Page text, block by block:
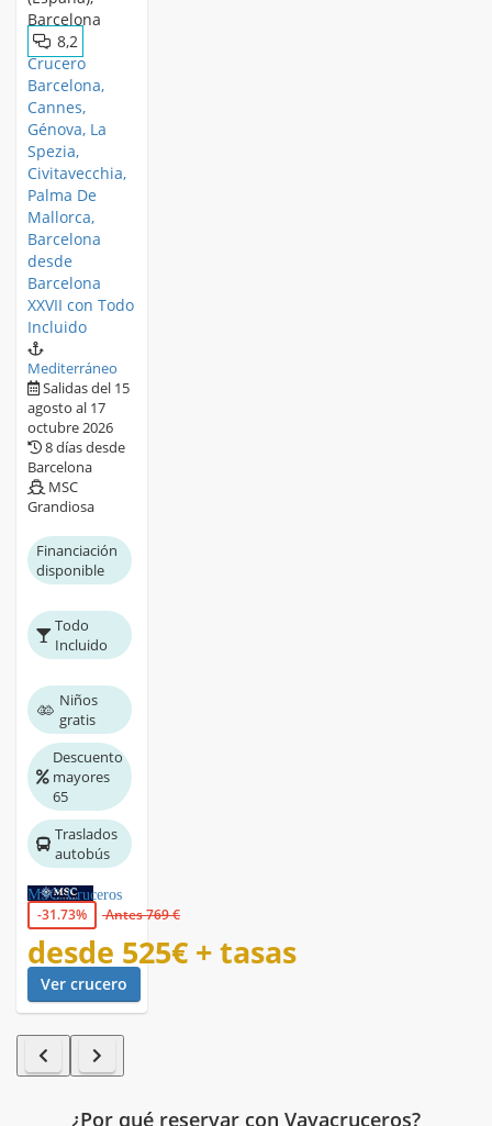
8,2
Crucero
Barcelona,
Cannes,
Génova, La
Spezia,
Civitavecchia,
Palma De
Mallorca,
Barcelona
desde
Barcelona
XXVII con Todo
Incluido
Mediterráneo
Salidas del 15
agosto al 17
octubre 2026
8 días desde
Barcelona
MSC
Grandiosa
Financiación
disponible
Todo
Incluido
Niños
gratis
Descuento
mayores
65
Traslados
autobús
MSC Cruceros
-31.73% Antes 769 €
desde 525€ + tasas
Ver crucero
¿Por qué reservar con Vayacruceros?